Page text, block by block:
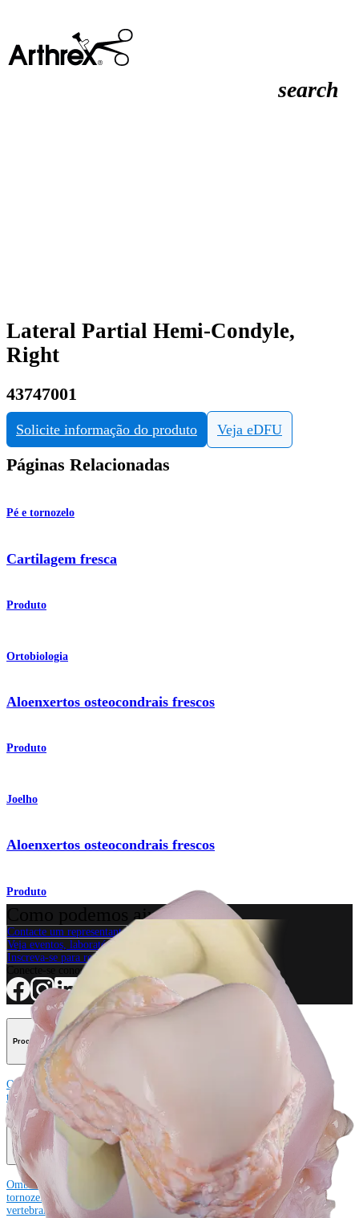
search
Lateral Partial Hemi-Condyle,
Right
43747001
Solicite informação do produto Veja eDFU
Páginas Relacionadas
Pé e tornozelo
Cartilagem fresca
Produto
Ortobiologia
Aloenxertos osteocondrais frescos
Produto
Joelho
Aloenxertos osteocondrais frescos
Produto
Como podemos ajudar?
Contacte um representante
Veja eventos, laboratórios e oportunidades educacionais
Inscreva-se para receber: O que há de novo na Arthrex?
Conecte-se conosco
Procedimento
Ombro JoelhoCotoveloMão e punho
tornozeloQuadril Ortobiológicos Coluna vertebral
Producto
Ombro Mão e punho Pé e
tornozelo Quadril Ortobiológicos Cirurgia cardiotorácicaColuna
vertebral
Imagem e ressecção